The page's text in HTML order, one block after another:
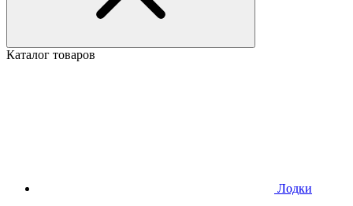
Каталог товаров
Лодки